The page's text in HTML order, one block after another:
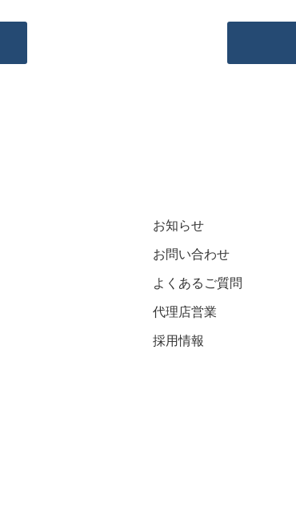
お知らせ
お問い合わせ
よくあるご質問
代理店営業
採用情報